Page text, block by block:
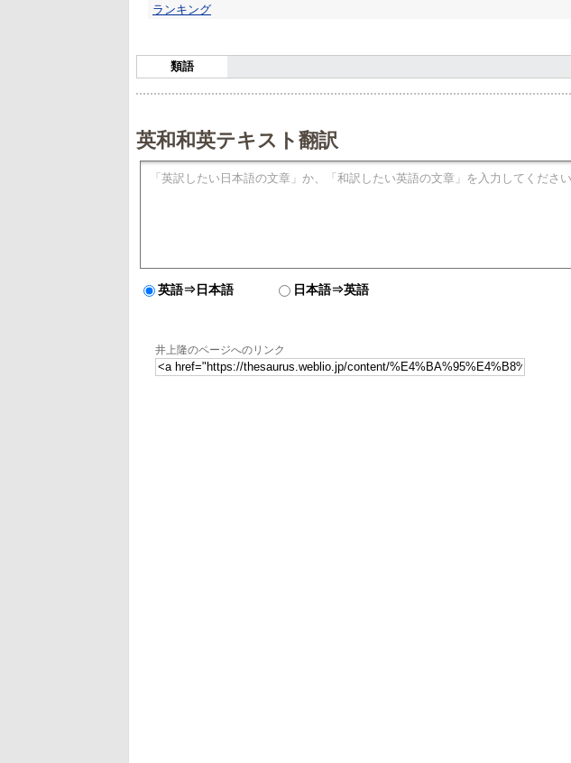
ランキング
類語
英和和英テキスト翻訳
英語⇒日本語 日本語⇒英語
井上隆のページへのリンク